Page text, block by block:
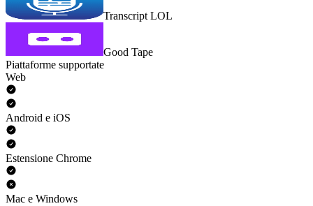
Transcript LOL
Good Tape
Piattaforme supportate
Web
Android e iOS
Estensione Chrome
Mac e Windows